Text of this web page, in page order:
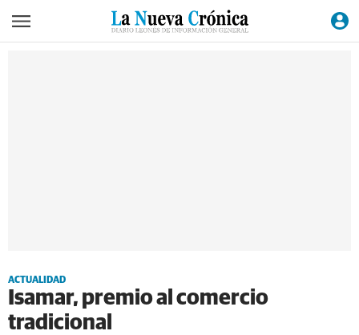
ACTUALIDAD
Isamar, premio al comercio
tradicional